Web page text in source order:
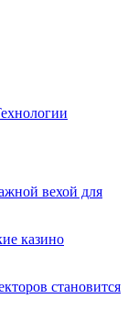
вехой для
казино
становится